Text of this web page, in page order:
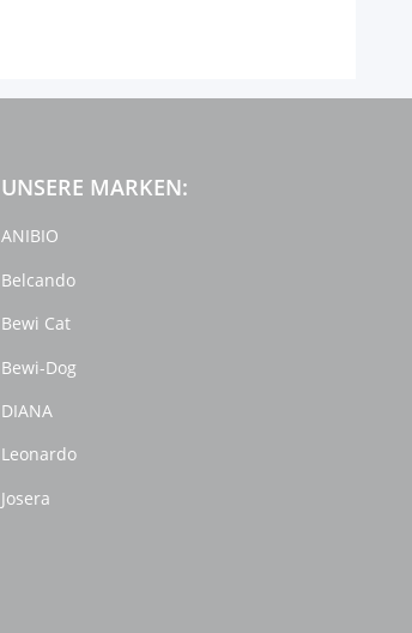
UNSERE MARKEN:
ANIBIO
Belcando
Bewi Cat
Bewi-Dog
DIANA
Leonardo
Josera